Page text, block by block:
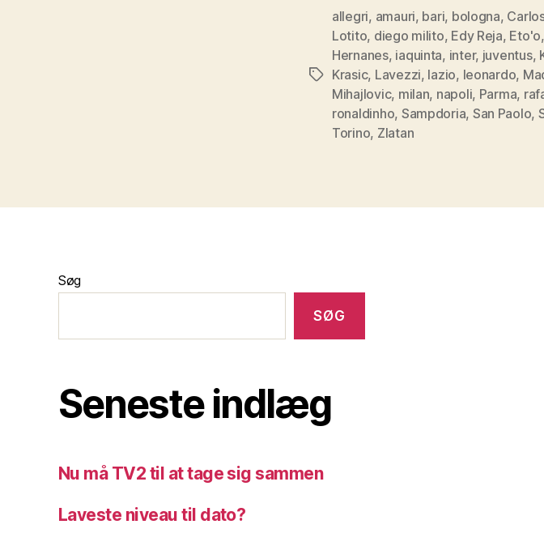
Tags
allegri, amauri, bari, bologna,
Lotito, diego milito, Edy Reja, Eto'o,
Hernanes, iaquinta, inter, juventus,
Krasic, Lavezzi, lazio, leonardo,
Mihajlovic, milan, napoli, Parma,
ronaldinho, Sampdoria, San Paolo,
Torino, Zlatan
Søg
SØG
Seneste indlæg
Nu må TV2 til at tage sig sammen
Laveste niveau til dato?